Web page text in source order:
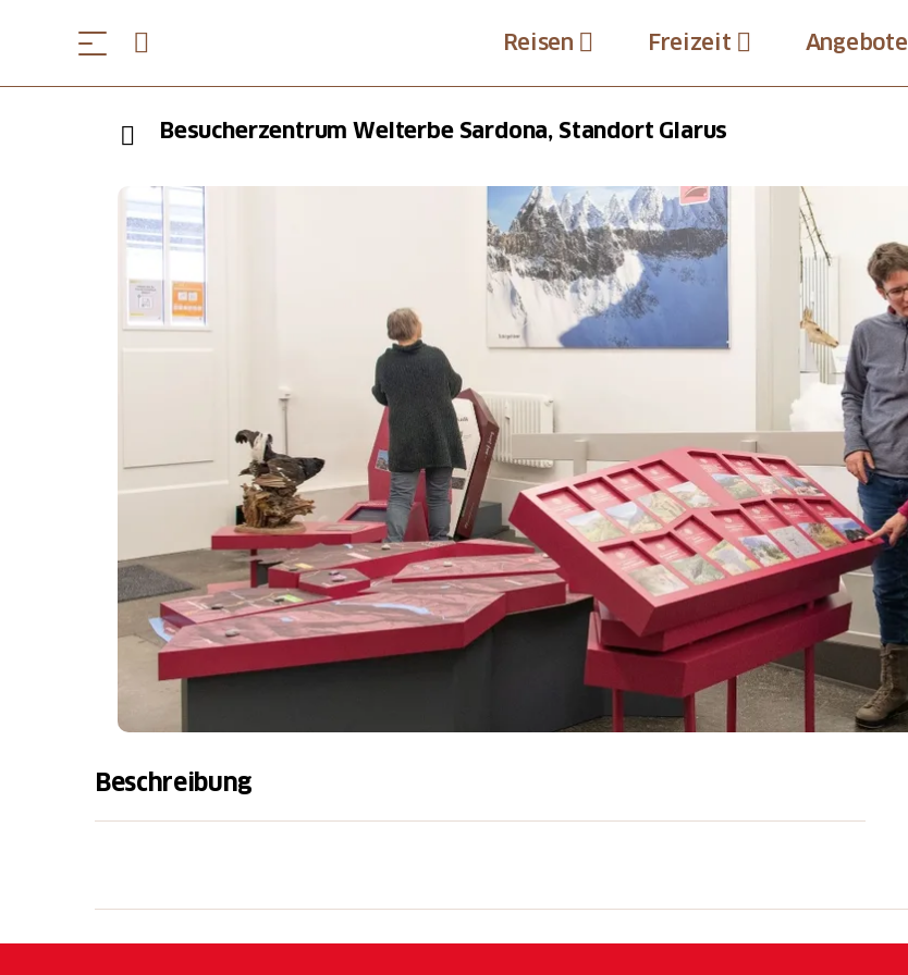
Reisen Freizeit Angebote
Besucherzentrum Welterbe Sardona, Standort Glarus
Beschreibung
Broschüren und Flyer zum Mitnehmen, Publikationen zur Lektüre vor Ort und eine
Ausstellung machen glustig, das Welterbegebiet vor der Haustüre zu erkunden. Das